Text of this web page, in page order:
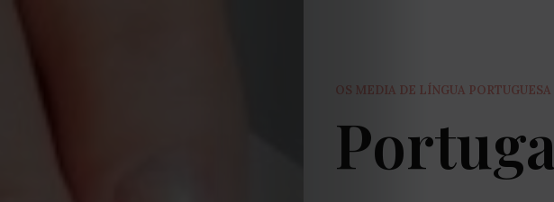
OS MEDIA DE LÍNGUA